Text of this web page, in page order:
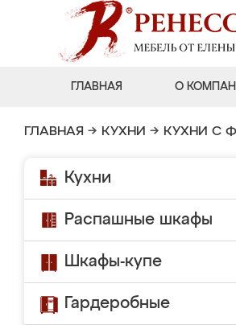
ГЛАВНАЯ О
ГЛАВНАЯ → КУХНИ → КУХНИ С
Кухни
Распашные шкафы
Шкафы-купе
Гардеробные